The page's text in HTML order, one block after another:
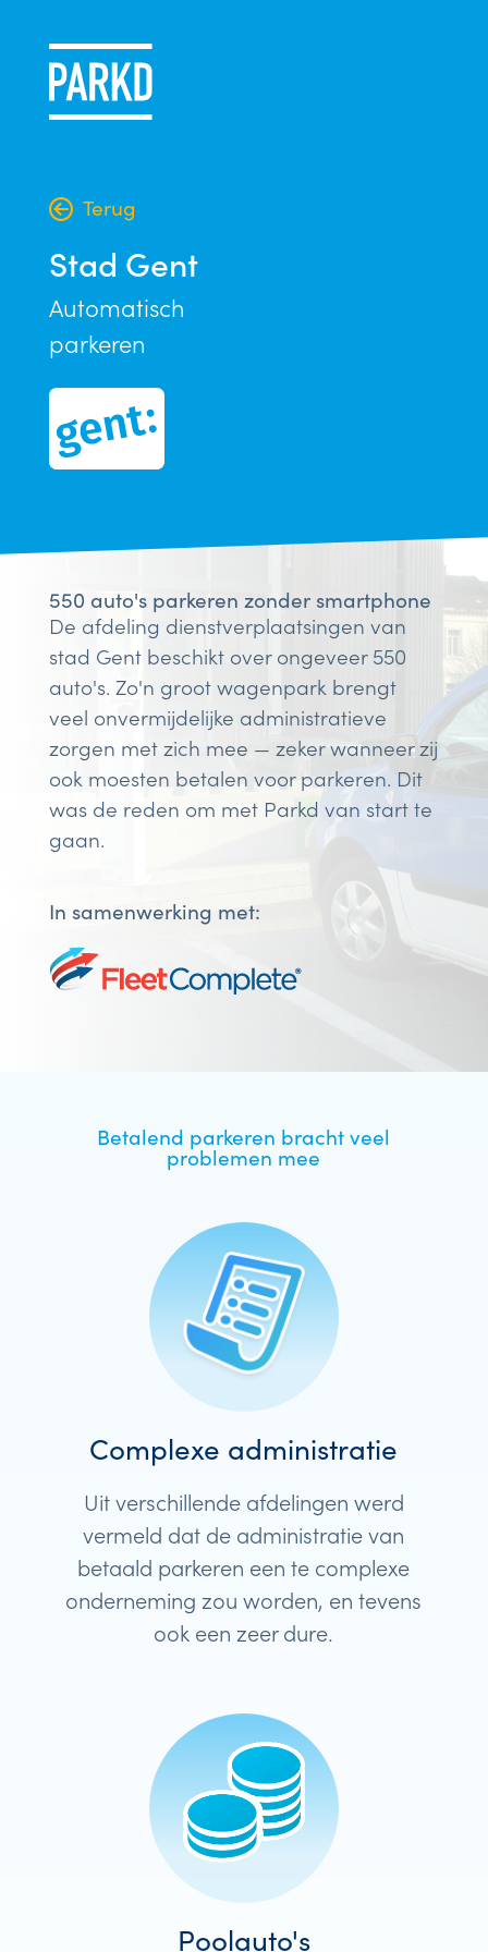
Terug
Stad Gent
Automatisch
parkeren
550 auto's parkeren zonder smartphone
De afdeling dienstverplaatsingen van
stad Gent beschikt over ongeveer 550
auto's. Zo'n groot wagenpark brengt
veel onvermijdelijke administratieve
zorgen met zich mee — zeker wanneer zij
ook moesten betalen voor parkeren. Dit
was de reden om met Parkd van start te
gaan.
In samenwerking met:
Betalend parkeren bracht veel
problemen mee
Complexe administratie
Uit verschillende afdelingen werd
vermeld dat de administratie van
betaald parkeren een te complexe
onderneming zou worden, en tevens
ook een zeer dure.
Poolauto's